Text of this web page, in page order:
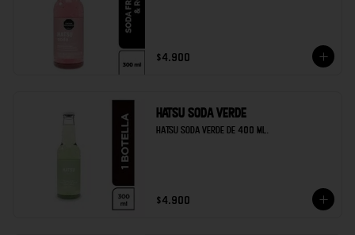
$4.900
Hatsu soda verde
Hatsu soda verde de 400 ml.
$4.900